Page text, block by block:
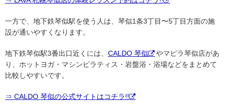
一方で、地下鉄琴似駅を使う人は、琴似1条3丁目〜5丁目方面の施
設が通いやすくなります。
地下鉄琴似駅3番出口近くには、 CALDO 琴似
やマピラ琴似店があ
り、ホットヨガ・マシンピラティス・岩盤浴・浴場などをまとめて
比較しやすいです。
⇒ CALDO 琴似の公式サイトはコチラ!!